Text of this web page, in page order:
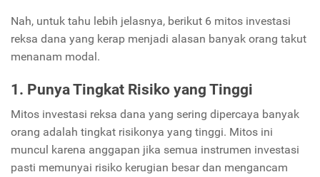
Nah, untuk tahu lebih jelasnya, berikut 6 mitos investasi
reksa dana yang kerap menjadi alasan banyak orang takut
menanam modal.
1. Punya Tingkat Risiko yang Tinggi
Mitos investasi reksa dana yang sering dipercaya banyak
orang adalah tingkat risikonya yang tinggi. Mitos ini
muncul karena anggapan jika semua instrumen investasi
pasti memunyai risiko kerugian besar dan mengancam